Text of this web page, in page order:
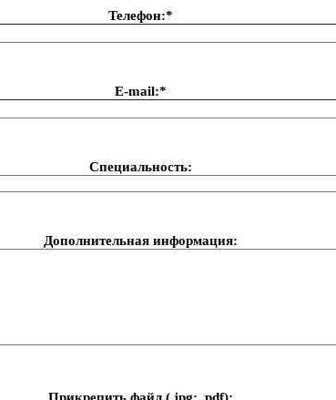
Телефон:*
Е-mail:*
Специальность:
Дополнительная информация: